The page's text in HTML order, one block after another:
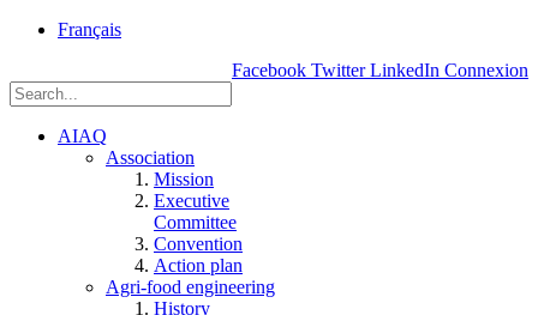
Français
Facebook Twitter LinkedIn Connexion
AIAQ
Association
Mission
Executive
Committee
Convention
Action plan
Agri-food engineering
History
Einstein, Québec
G1P